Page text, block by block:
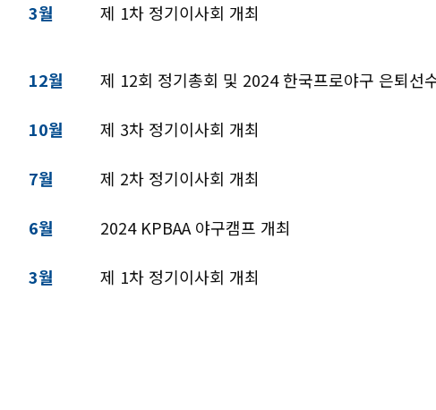
3월 제 1차 정기이사회 개최
12월 제 12회 정기총회 및 2024 한국프로야구 은퇴선
10월 제 3차 정기이사회 개최
7월 제 2차 정기이사회 개최
6월 2024 KPBAA 야구캠프 개최
3월 제 1차 정기이사회 개최